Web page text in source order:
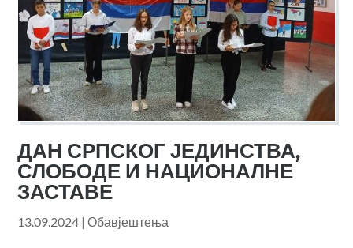
ДАН СРПСКОГ ЈЕДИНСТВА,
СЛОБОДЕ И НАЦИОНАЛНЕ
ЗАСТАВЕ
13.09.2024 |Обавјештења